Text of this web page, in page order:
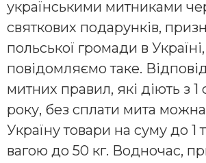
українськими митниками
святкових подарунків,
польської громади в Україні,
повідомляємо таке.
митних правил, які діють з 1
року, без сплати мита
Україну товари на суму до 1
вагою до 50 кг. Водночас,